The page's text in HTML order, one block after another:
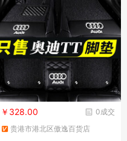
0成交
￥328.00
贵港市港北区傲逸百货店